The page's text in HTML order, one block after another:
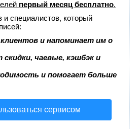
первый месяц бесплатно.
и специалистов, который
и напоминает им о
скидки, чаевые, кэшбэк и
и помогает больше
сервисом